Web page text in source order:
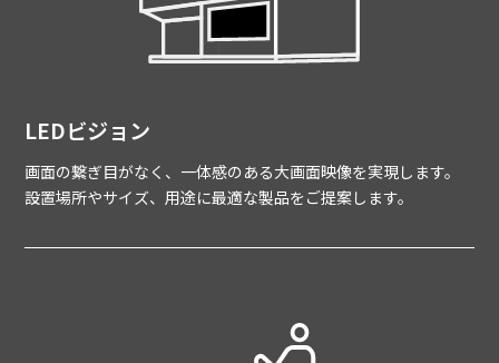
LEDビジョン
画面の繋ぎ目がなく、一体感のある大画面映像を実現します。
設置場所やサイズ、用途に最適な製品をご提案します。